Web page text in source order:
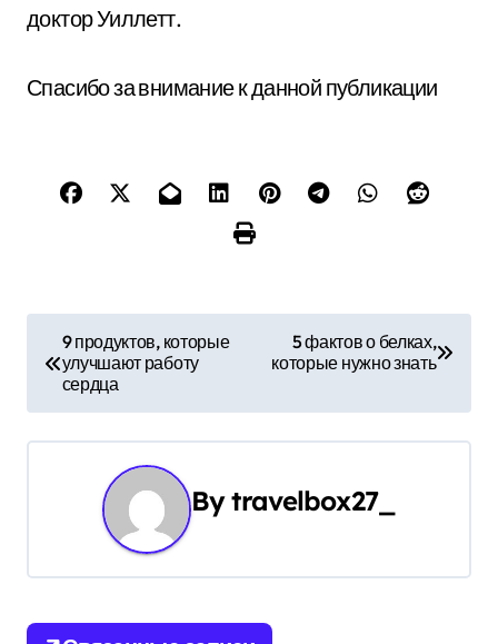
доктор Уиллетт.
Спасибо за внимание к данной публикации
в
а
9 продуктов, которые
улучшают работу
сердца
5 фактов о белках,
которые нужно знать
Bytravelbox27_